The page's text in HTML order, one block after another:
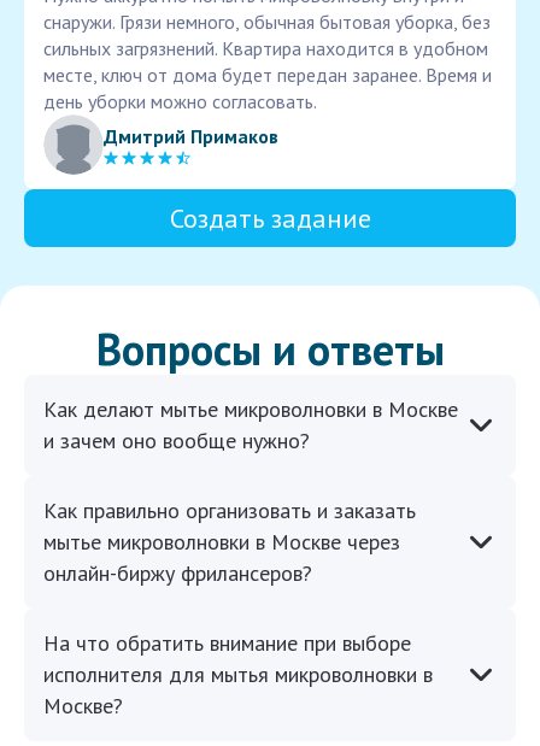
снаружи. Грязи немного, обычная бытовая уборка, без
сильных загрязнений. Квартира находится в удобном
месте, ключ от дома будет передан заранее. Время и
день уборки можно согласовать.
Дмитрий Примаков
Создать задание
Вопросы и ответы
Как делают мытье микроволновки в Москве
и зачем оно вообще нужно?
Как правильно организовать и заказать
мытье микроволновки в Москве через
онлайн-биржу фрилансеров?
На что обратить внимание при выборе
исполнителя для мытья микроволновки в
Москве?